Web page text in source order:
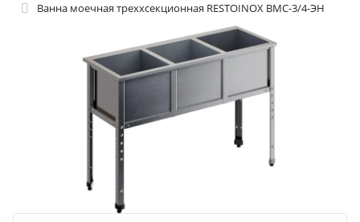
Ванна моечная треххсекционная RESTOINOX ВМС-3/4-ЭН